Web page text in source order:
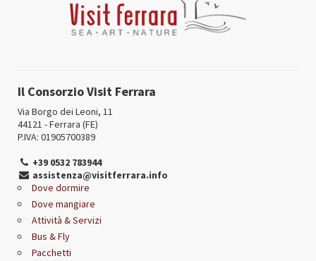
Il Consorzio Visit Ferrara
Via Borgo dei Leoni, 11
44121 - Ferrara (FE)
P.IVA: 01905700389
+39 0532 783944
assistenza@visitferrara.info
Dove dormire
Dove mangiare
Attività & Servizi
Bus & Fly
Pacchetti